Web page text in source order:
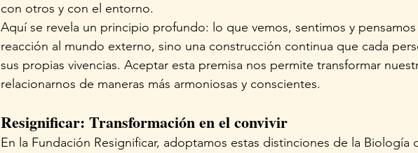
con otros y con el entorno.
Aquí se revela un principio profundo: lo que vemos, sentimos y
reacción al mundo externo, sino una construcción continua que cada
sus propias vivencias. Aceptar esta premisa nos permite transformar
relacionarnos de maneras más armoniosas y conscientes.
Resignificar: Transformación en el convivir
En la Fundación Resignificar, adoptamos estas distinciones de la Biología